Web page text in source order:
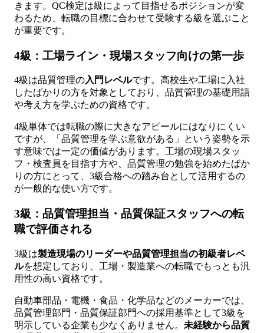
きます。QC検定は級によって目指せるポジションが変
わるため、転職の目標に合わせて受験する級を選ぶこと
が重要です。
4級：工場ライン・現場スタッフ向けの第一歩
4級は品質管理の入門レベルです。高校生や工場に入社
したばかりの方を対象としており、品質管理の基礎用語
や考え方を学ぶための資格です。
4級単体では転職の際に大きなアピールにはなりにくい
ですが、「品質管理を学ぶ意欲がある」という姿勢を示
す意味では一定の価値があります。工場の現場スタッ
フ・検査員を目指す方や、品質管理の勉強を始めたばか
りの方にとって、3級合格への踏み台として活用するの
が一般的な使い方です。
3級：品質管理担当・品質保証スタッフへの転
職で評価される
3級は製造現場のリーダーや品質管理担当の初級者レベ
ルを想定しており、工場・製造業への転職でもっとも汎
用性の高い資格です。
自動車部品・電機・食品・化学品などのメーカーでは、
品質管理部門・品質保証部門への採用基準として3級を
明示している企業も少なくありません。 未経験から品質